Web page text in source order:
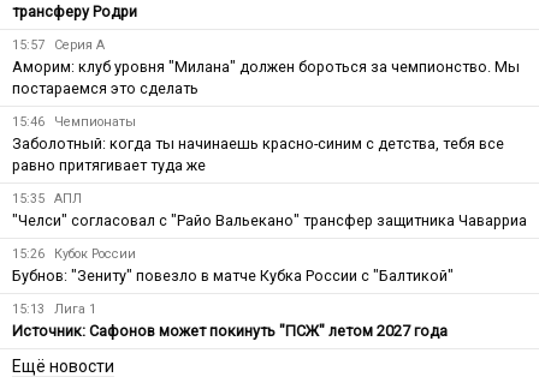
трансферу Родри
15:57 Серия А
Аморим: клуб уровня "Милана" должен бороться за чемпионство. Мы
постараемся это сделать
15:46 Чемпионаты
Заболотный: когда ты начинаешь красно-синим с детства, тебя все
равно притягивает туда же
15:35 АПЛ
"Челси" согласовал с "Райо Вальекано" трансфер защитника Чаварриа
15:26 Кубок России
Бубнов: "Зениту" повезло в матче Кубка России с "Балтикой"
15:13 Лига 1
Источник: Сафонов может покинуть "ПСЖ" летом 2027 года
Ещё новости